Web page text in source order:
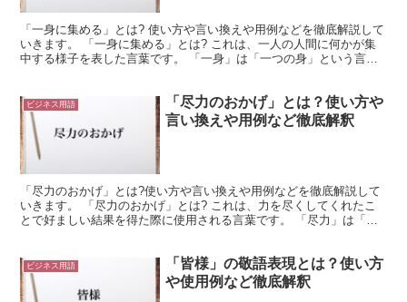
「一身に集める」とは? 使い方や言い換えや用例などを徹底解説して
いきます。 「一身に集める」とは? これは、一人の人間に何かが集
中する様子を表した言葉です。 「一身」は「一つの身」という言葉
ビジネス用語
「尽力のおかげ」とは？使い方や
言い換えや用例など徹底解釈
「尽力のおかげ」とは?使い方や言い換えや用例などを徹底解説して
いきます。 「尽力のおかげ」とは? これは、力を尽くしてくれたこ
とで好ましい結果を得た際に使用される言葉です。 「尽力」は「力
ビジネス用語
「皆様」の敬語表現とは？使い方
や使用例など徹底解釈